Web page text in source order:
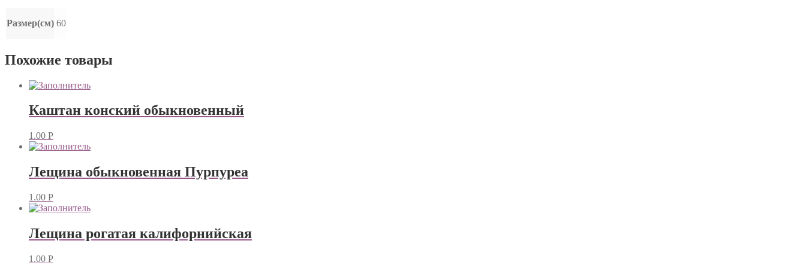
Размер(см) 60
Похожие товары
Каштан конский обыкновенный
1.00 Р
Лещина обыкновенная Пурпуреа
1.00 Р
Лещина рогатая калифорнийская
1.00 Р